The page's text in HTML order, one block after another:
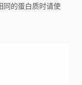
同的蛋白质时请使